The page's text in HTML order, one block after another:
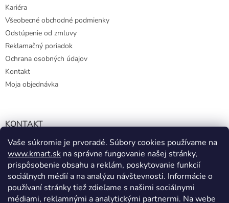
Vaše súkromie je prvoradé. Súbory cookies používame na
www.kmart.sk na správne fungovanie našej stránky,
prispôsobenie obsahu a reklám, poskytovanie funkcií
sociálnych médií a na analýzu návštevnosti. Informácie o
používaní stránky tiež zdieľame s našimi sociálnymi
médiami, reklamnými a analytickými partnermi. Na webe
Kariéra
Všeobecné obchodné podmienky
Odstúpenie od zmluvy
Reklamačný poriadok
Ochrana osobných údajov
Kontakt
Moja objednávka
KONTAKT
info@kmart.sk
+421 947 979 193
+421 947 979 193
facebook.com/Kolieramarket